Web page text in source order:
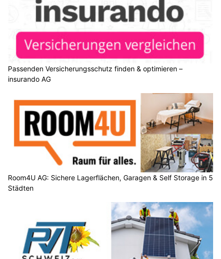
Passenden Versicherungsschutz finden & optimieren –
insurando AG
Room4U AG: Sichere Lagerflächen, Garagen & Self Storage in 5
Städten